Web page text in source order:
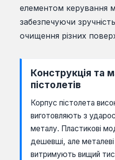
елементом керування
забезпечуючи
очищення різних
Конструкція та
пістолетів
Корпус пістолета
виготовляють з
металу. Пластикові
дешевші, але металеві
витримують вищий